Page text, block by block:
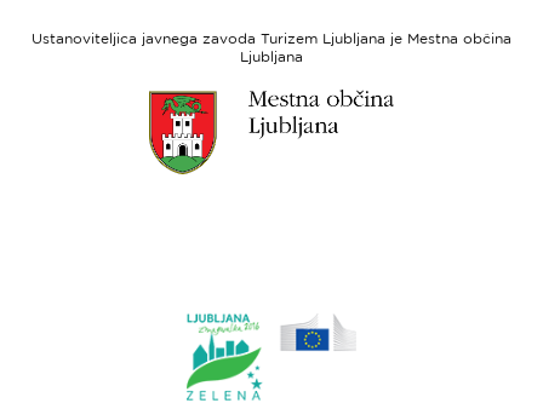
sklad
Ustanoviteljica javnega zavoda Turizem Ljubljana je Mestna občina
Ljubljana